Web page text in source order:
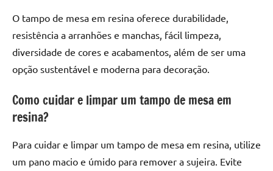
O tampo de mesa em resina oferece durabilidade,
resistência a arranhões e manchas, fácil limpeza,
diversidade de cores e acabamentos, além de ser uma
opção sustentável e moderna para decoração.
Como cuidar e limpar um tampo de mesa em
resina?
Para cuidar e limpar um tampo de mesa em resina, utilize
um pano macio e úmido para remover a sujeira. Evite